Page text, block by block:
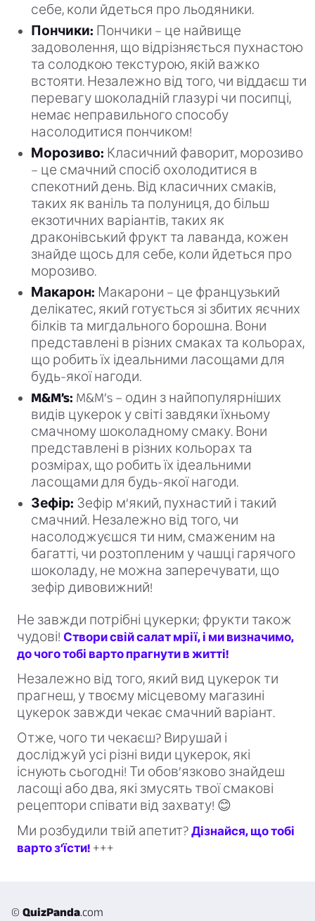
себе, коли йдеться про льодяники.
Пончики: Пончики – це найвище
задоволення, що відрізняється пухнастою
та солодкою текстурою, якій важко
встояти. Незалежно від того, чи віддаєш ти
перевагу шоколадній глазурі чи посипці,
немає неправильного способу
насолодитися пончиком!
Морозиво: Класичний фаворит, морозиво
– це смачний спосіб охолодитися в
спекотний день. Від класичних смаків,
таких як ваніль та полуниця, до більш
екзотичних варіантів, таких як
драконівський фрукт та лаванда, кожен
знайде щось для себе, коли йдеться про
морозиво.
Макарон: Макарони – це французький
делікатес, який готується зі збитих яєчних
білків та мигдального борошна. Вони
представлені в різних смаках та кольорах,
що робить їх ідеальними ласощами для
будь-якої нагоди.
M&M’s: M&M’s – один з найпопулярніших
видів цукерок у світі завдяки їхньому
смачному шоколадному смаку. Вони
представлені в різних кольорах та
розмірах, що робить їх ідеальними
ласощами для будь-якої нагоди.
Зефір: Зефір м’який, пухнастий і такий
смачний. Незалежно від того, чи
насолоджуєшся ти ним, смаженим на
багатті, чи розтопленим у чашці гарячого
шоколаду, не можна заперечувати, що
зефір дивовижний!
Не завжди потрібні цукерки; фрукти також
чудові! Створи свій салат мрії, і ми визначимо,
до чого тобі варто прагнути в житті!
Незалежно від того, який вид цукерок ти
прагнеш, у твоєму місцевому магазині
цукерок завжди чекає смачний варіант.
Отже, чого ти чекаєш? Вирушай і
досліджуй усі різні види цукерок, які
існують сьогодні! Ти обов’язково знайдеш
ласощі або два, які змусять твої смакові
рецептори співати від захвату! 😊
Ми розбудили твій апетит? Дізнайся, що тобі
варто з’їсти! +++
© QuizPanda.com